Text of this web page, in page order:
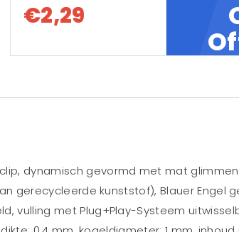
€2,29
dynamisch gevormd met mat
gerecycleerde kunststof), Blauer
vulling met Plug+Play-Systeem